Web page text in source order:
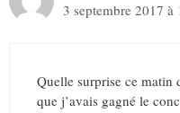
3 septembre 2017 à
Quelle surprise ce matin
que j’avais gagné le